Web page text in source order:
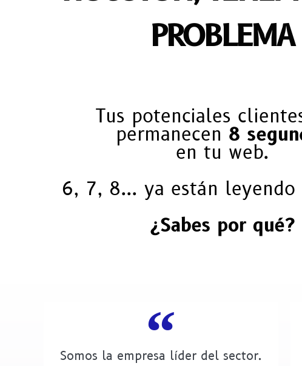
PROBLEMA
Tus potenciales
permanecen 8
en tu web.
6, 7, 8... ya están leyendo
¿Sabes por qué?
Somos la empresa líder del sector.